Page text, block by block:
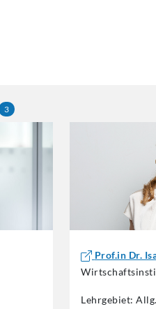
3
Prof.in Dr.
Lehrgebiet: